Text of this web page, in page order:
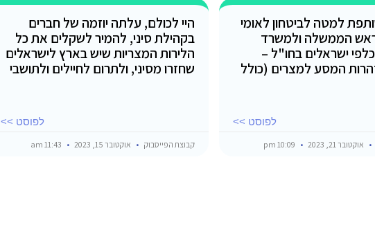
למטה לביטחון לאומי
הממשלה ולמשרד
ישראלים בחו"ל –
המסע למצרים (כולל
לפוסט >>
אוקטובר 21, 2023
היי לכולם, עלתה יוזמה של חברים
בקהילת סיני, להמיר לשקלים את כל
הלירות המצריות שיש בארץ לישראלים
שחזרו מסיני, ולתרום לחיילים ולתושבי
לפוסט >>
קבוצת הפייסבוק אוקטובר 15, 2023